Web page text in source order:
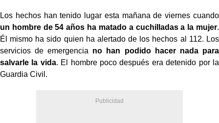
Los hechos han tenido lugar esta mañana de viernes cuando
un hombre de 54 años ha matado a cuchilladas a la mujer.
Él mismo ha sido quien ha alertado de los hechos al 112. Los
servicios de emergencia no han podido hacer nada para
salvarle la vida. El hombre poco después era detenido por la
Guardia Civil.